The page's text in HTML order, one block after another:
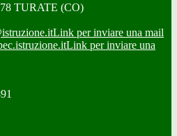
TURATE (CO)
Link per inviare una mail
Link per inviare una